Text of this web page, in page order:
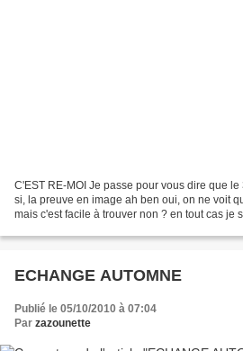
C'EST RE-MOI Je passe pour vous dire que
si, la preuve en image ah ben oui, on ne voit
mais c'est facile à trouver non ? en tout cas je
ECHANGE AUTOMNE
Publié le 05/10/2010 à 07:04
Par zazounette